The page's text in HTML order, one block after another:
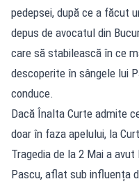
pedepsei, după ce a făcut
depus de avocatul din
care să stabilească în ce
descoperite în sângele lui
conduce.
Dacă Înalta Curte admite
doar în faza apelului, la
Tragedia de la 2 Mai a
Pascu, aflat sub influența